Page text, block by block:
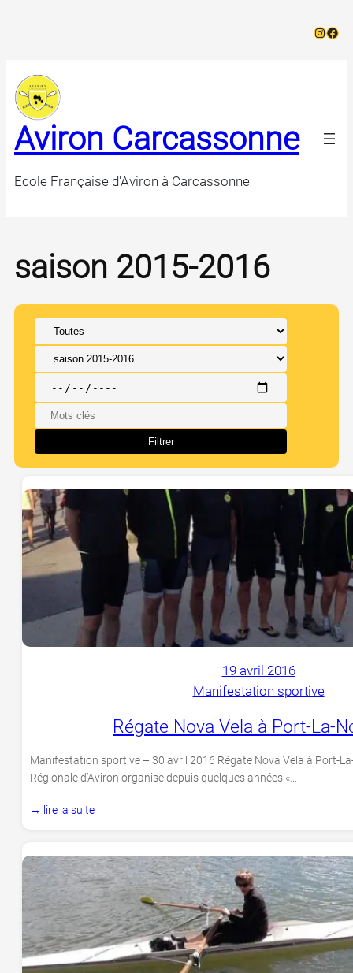
Aviron Carcassonne
Ecole Française d'Aviron à Carcassonne
saison 2015-2016
19 avril 2016
Manifestation sportive
Régate Nova Vela à Port-La-
Manifestation sportive – 30 avril 2016 Régate Nova Vela à Port-
Régionale d’Aviron organise depuis quelques années «…
→ lire la suite